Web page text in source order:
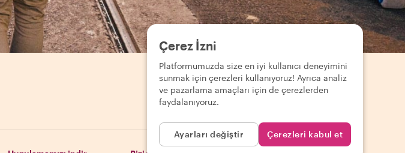
Çerez İzni
Platformumuzda size en iyi kullanıcı deneyimini
sunmak için çerezleri kullanıyoruz! Ayrıca analiz
ve pazarlama amaçları için de çerezlerden
faydalanıyoruz.
Ayarları değiştir Çerezleri kabul et